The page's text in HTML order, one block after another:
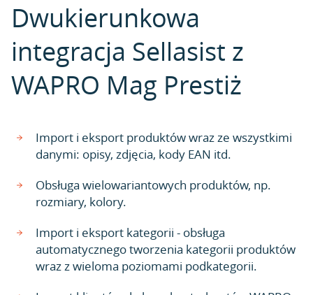
Dwukierunkowa
integracja Sellasist z
WAPRO Mag Prestiż
Import i eksport produktów wraz ze wszystkimi
danymi: opisy, zdjęcia, kody EAN itd.
Obsługa wielowariantowych produktów, np.
rozmiary, kolory.
Import i eksport kategorii - obsługa
automatycznego tworzenia kategorii produktów
wraz z wieloma poziomami podkategorii.